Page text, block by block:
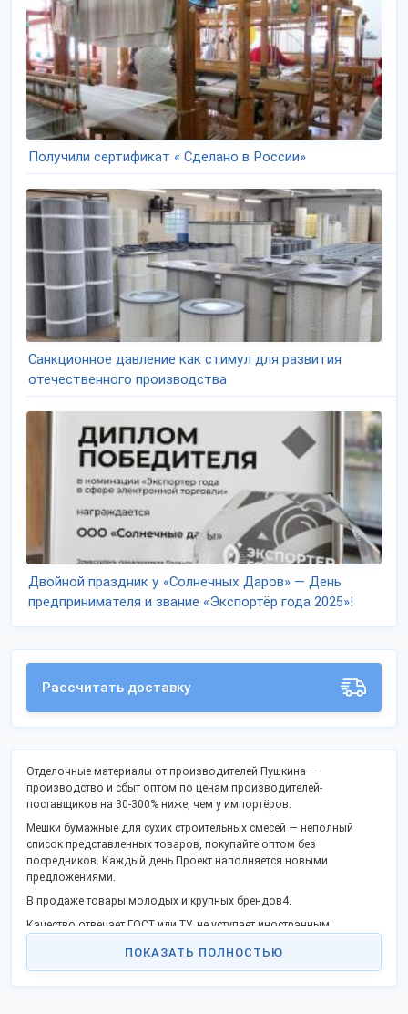
Получили сертификат « Сделано в России»
Санкционное давление как стимул для развития
отечественного производства
Двойной праздник у «Солнечных Даров» — День
предпринимателя и звание «Экспортёр года 2025»!
Рассчитать доставку
Отделочные материалы от производителей Пушкина —
производство и сбыт оптом по ценам производителей-
поставщиков на 30-300% ниже, чем у импортёров.
Мешки бумажные для сухих строительных смесей — неполный
список представленных товаров, покупайте оптом без
посредников. Каждый день Проект наполняется новыми
предложениями.
В продаже товары молодых и крупных брендов4.
Качество отвечает ГОСТ или ТУ, не уступает иностранным
ПОКАЗАТЬ ПОЛНОСТЬЮ